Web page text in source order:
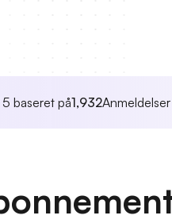
baseret på1,932Anmeldelser